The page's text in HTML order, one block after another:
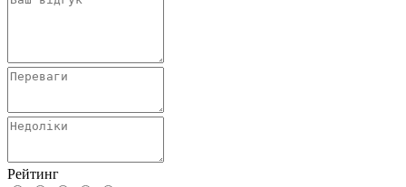
Рейтинг